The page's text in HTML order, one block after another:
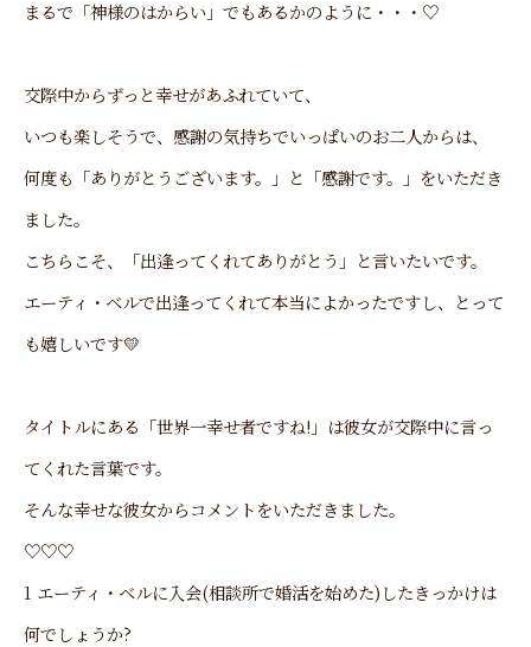
まるで「神様のはからい」でもあるかのように・・・♡
交際中からずっと幸せがあふれていて、
いつも楽しそうで、感謝の気持ちでいっぱいのお二人からは、
何度も「ありがとうございます。」と「感謝です。」をいただき
ました。
こちらこそ、「出逢ってくれてありがとう」と言いたいです。
エーティ・ベルで出逢ってくれて本当によかったですし、とって
も嬉しいです💛
タイトルにある「世界一幸せ者ですね!」は彼女が交際中に言っ
てくれた言葉です。
そんな幸せな彼女からコメントをいただきました。
♡♡♡
1 エーティ・ベルに入会(相談所で婚活を始めた)したきっかけは
何でしょうか?